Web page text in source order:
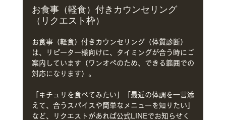
お食事（軽食）付きカウンセリング
（リクエスト枠）
お食事（軽食）付きカウンセリング（体質診断）
は、リピーター様向けに、タイミングが合う時にご
案内しています（ワンオペのため、できる範囲での
対応になります）。
「キチュリを食べてみたい」「最近の体調を一言添
えて、合うスパイスや簡単なメニューを知りたい」
など、リクエストがあれば公式LINEでお知らせく